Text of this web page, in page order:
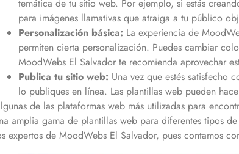
temática de tu sitio web. Por ejemplo, si estás
para imágenes llamativas que atraiga a tu público
Personalización básica: La experiencia de
permiten cierta personalización. Puedes cambiar
MoodWebs El Salvador te recomienda aprovechar
Publica tu sitio web: Una vez que estés satisfecho
lo publiques en línea. Las plantillas web pueden
de las plataformas web más utilizadas para
amplia gama de plantillas web para diferentes tipos
expertos de MoodWebs El Salvador, pues contamos